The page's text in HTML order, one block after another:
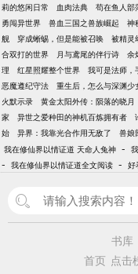
莉的悠闲日常
血肉法典 苟在鱼人部
勇闯异世界
兽血三国之兽族崛起 神
舰
穿成蜥蜴，但是能被召唤 被精灵
合双打的世界
月与鸢尾的伴行诗 余
理
红星照耀整个世界 我可是法师，
恶魔遵纪守法
重生后，怎么与深渊少
火默示录
黄金太阳外传：陨落的晓月
家
异世之爱种田的神机百炼拥有者
始
异界：我靠光合作用无敌了 兽娘
我在修仙界以情证道 天命人兔神 -
- 我在修仙界以情证道全文阅读 - 好
书库
首页 点击